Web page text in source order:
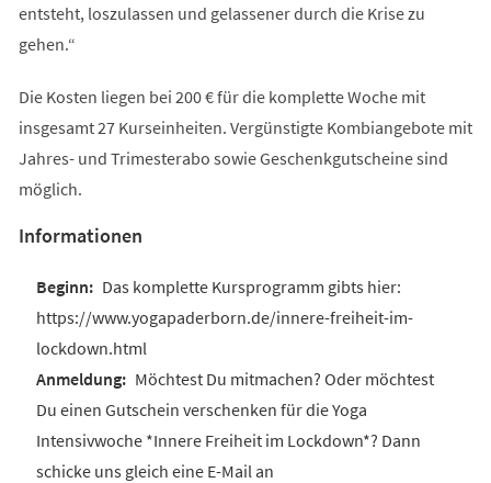
entsteht, loszulassen und gelassener durch die Krise zu
gehen.“
Die Kosten liegen bei 200 € für die komplette Woche mit
insgesamt 27 Kurseinheiten. Vergünstigte Kombiangebote mit
Jahres- und Trimesterabo sowie Geschenkgutscheine sind
möglich.
Informationen
Das komplette Kursprogramm gibts hier:
https://www.yogapaderborn.de/innere-freiheit-im-
lockdown.html
Möchtest Du mitmachen? Oder möchtest
Du einen Gutschein verschenken für die Yoga
Intensivwoche *Innere Freiheit im Lockdown*? Dann
schicke uns gleich eine E-Mail an